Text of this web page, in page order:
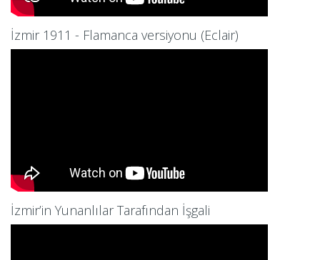
İzmir 1911 - Flamanca versiyonu (Eclair)
İzmir’in Yunanlılar Tarafından İşgali